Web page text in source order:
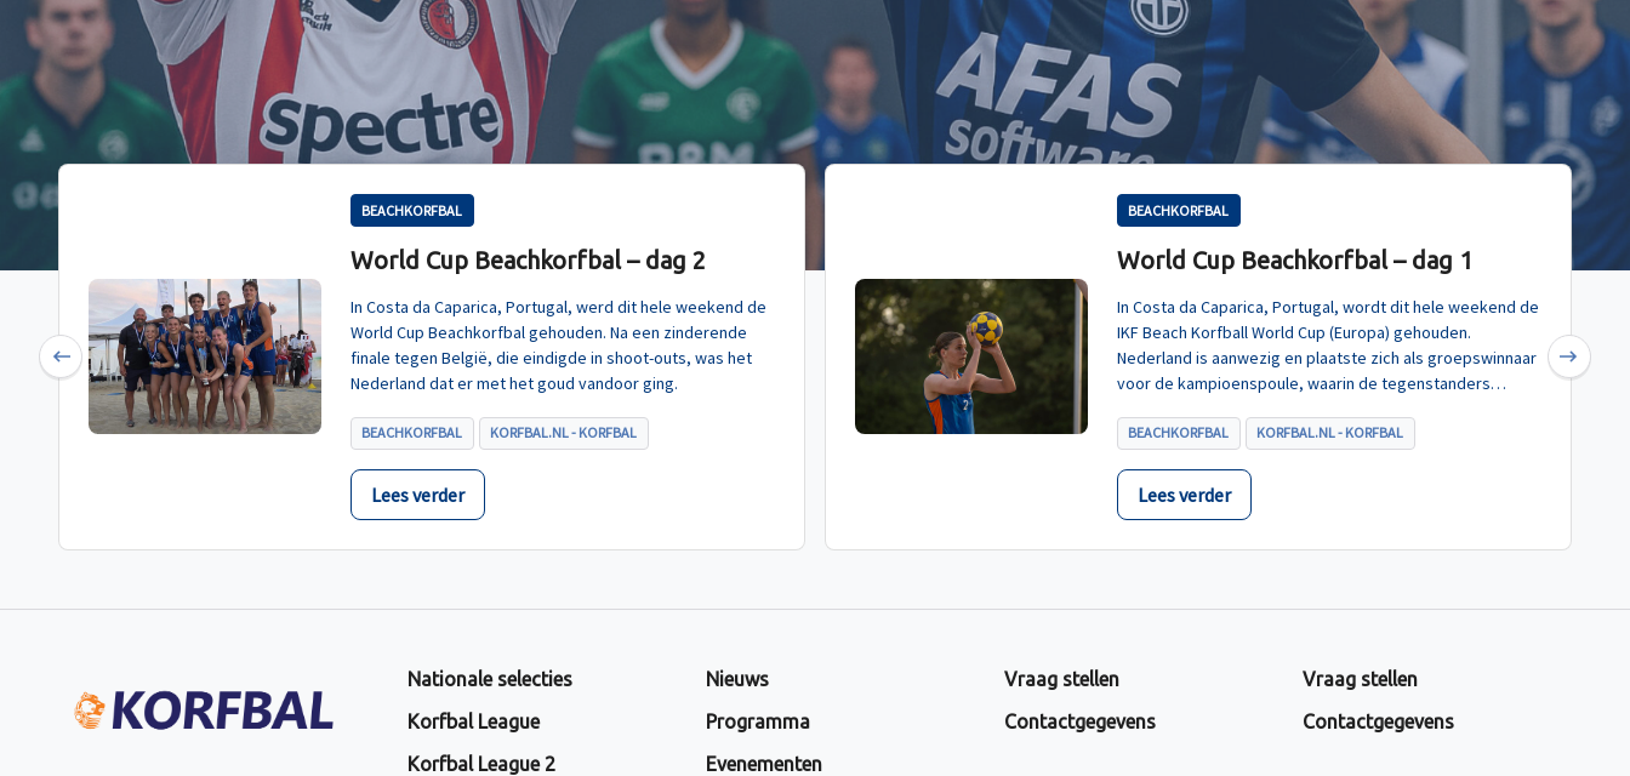
BEACHKORFBAL
World Cup Beachkorfbal – dag 2
In Costa da Caparica, Portugal, werd dit hele weekend de
World Cup Beachkorfbal gehouden. Na een zinderende
finale tegen België, die eindigde in shoot-outs, was het
Nederland dat er met het goud vandoor ging.
BEACHKORFBAL KORFBAL.NL - KORFBAL
Lees verder
BEACHKORFBAL
World Cup Beachkorfbal – dag 1
In Costa da Caparica, Portugal, wordt dit hele weekend de
IKF Beach Korfball World Cup (Europa) gehouden.
Nederland is aanwezig en plaatste zich als groepswinnaar
voor de kampioenspoule, waarin de tegenstanders
BEACHKORFBAL KORFBAL.NL - KORFBAL
Lees verder
Previous Next
Nationale selecties
Korfbal League
Korfbal League 2
Nieuws
Programma
Evenementen
Vraag stellen
Contactgegevens
Vraag stellen
Contactgegevens